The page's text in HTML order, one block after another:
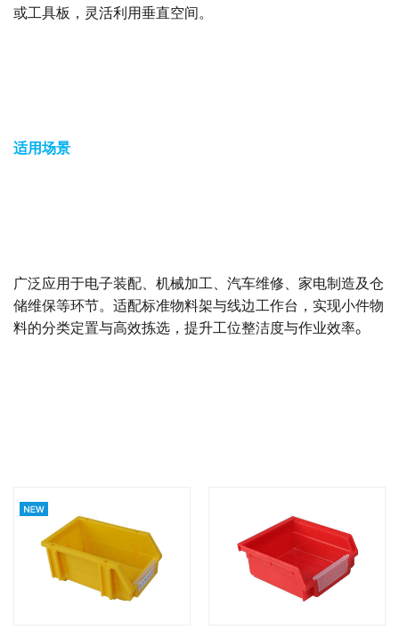
或工具板，灵活利用垂直空间。
适用场景
广泛应用于电子装配、机械加工、汽车维修、家电制造及仓
储维保等环节。适配标准物料架与线边工作台，实现小件物
料的分类定置与高效拣选，提升工位整洁度与作业效率。